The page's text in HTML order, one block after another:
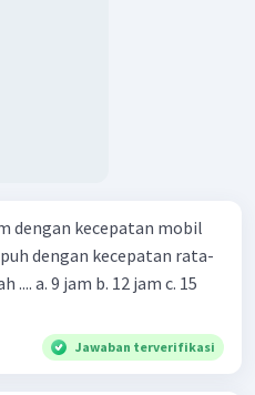
dengan kecepatan mobil
dengan kecepatan rata-
c. 15
Jawaban terverifikasi